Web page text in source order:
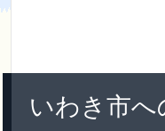
いわき市へ